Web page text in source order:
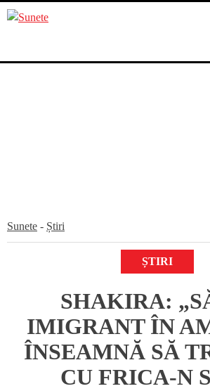
Sunete - Știri
ȘTIRI
SHAKIRA:
IMIGRANT ÎN
ÎNSEAMNĂ SĂ
CU FRICA-N